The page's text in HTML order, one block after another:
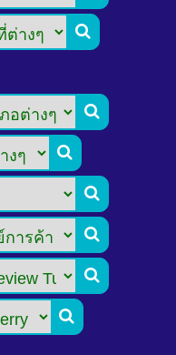






